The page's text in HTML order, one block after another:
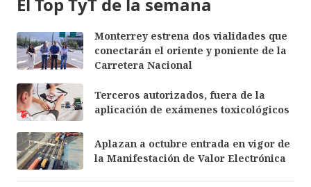
El Top TyT de la semana
Monterrey estrena dos vialidades que
conectarán el oriente y poniente de la
Carretera Nacional
Terceros autorizados, fuera de la
aplicación de exámenes toxicológicos
Aplazan a octubre entrada en vigor de
la Manifestación de Valor Electrónica